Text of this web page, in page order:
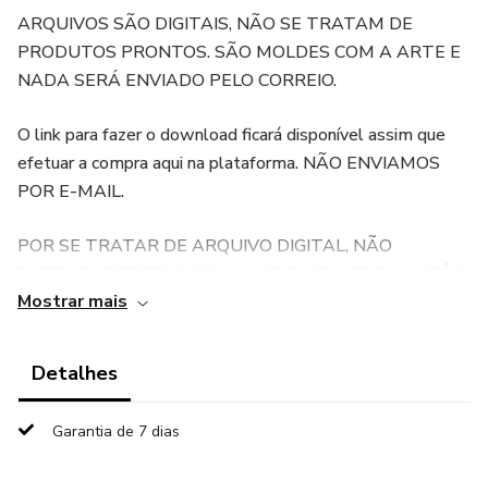
ARQUIVOS SÃO DIGITAIS, NÃO SE TRATAM DE
PRODUTOS PRONTOS. SÃO MOLDES COM A ARTE E
NADA SERÁ ENVIADO PELO CORREIO.
O link para fazer o download ficará disponível assim que
efetuar a compra aqui na plataforma. NÃO ENVIAMOS
POR E-MAIL.
POR SE TRATAR DE ARQUIVO DIGITAL, NÃO
O ENVIO DO PRODUTO.
pode ser feito a mão (dependendo das suas habilidades
STUDIO disponível gratuitamente no site oficial da
Mostrar mais
Detalhes
Garantia de 7 dias